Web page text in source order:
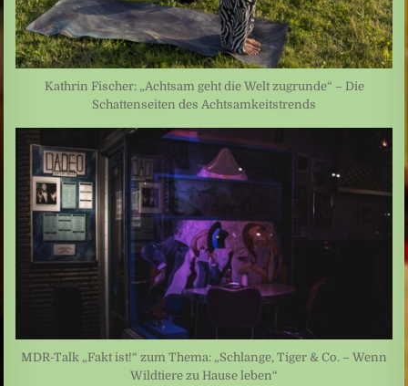
Kathrin Fischer: „Achtsam geht die Welt zugrunde“ – Die
Schattenseiten des Achtsamkeitstrends
MDR-Talk „Fakt ist!“ zum Thema: „Schlange, Tiger & Co. – Wenn
Wildtiere zu Hause leben“